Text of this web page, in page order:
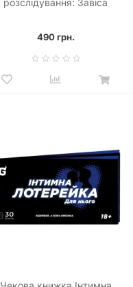
розслідування: Завіса
490 грн.